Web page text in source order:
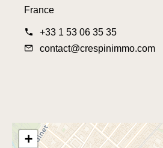
France
+33 1 53 06 35 35
contact@crespinimmo.com
+